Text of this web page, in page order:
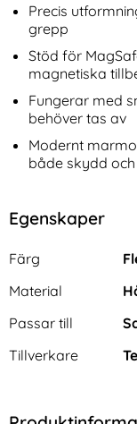
Precis
grepp
Stöd för
magnetiska
Fungerar med
behöver tas av
Modernt
både skydd
Egenskaper
Egenskaper/
Attribut
Färg
Material
Passar till
Tillverkare